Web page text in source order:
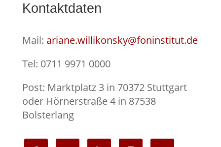
Kontaktdaten
Mail: ariane.willikonsky@foninstitut.de
Tel: 0711 9971 0000
Post: Marktplatz 3 in 70372 Stuttgart
oder Hörnerstraße 4 in 87538
Bolsterlang